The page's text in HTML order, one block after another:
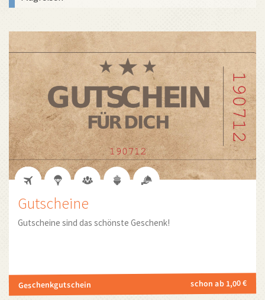
Gutscheine
Gutscheine sind das schönste Geschenk!
Geschenkgutschein schon ab 1,00 €